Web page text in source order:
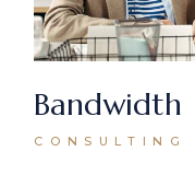
Bandwidth
CONSULTING